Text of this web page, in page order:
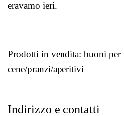
eravamo ieri.
Prodotti in vendita: buoni per
cene/pranzi/aperitivi
Indirizzo e contatti